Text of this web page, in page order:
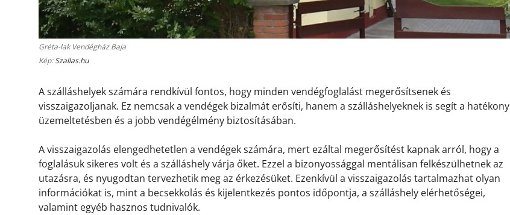
Gréta-lak Vendégház Baja
Kép:Szallas.hu
A szálláshelyek számára rendkívül fontos, hogy minden vendégfoglalást megerősítsenek és
visszaigazoljanak. Ez nemcsak a vendégek bizalmát erősíti, hanem a szálláshelyeknek is segít a hatékony
üzemeltetésben és a jobb vendégélmény biztosításában.
A visszaigazolás elengedhetetlen a vendégek számára, mert ezáltal megerősítést kapnak arról, hogy a
foglalásuk sikeres volt és a szálláshely várja őket. Ezzel a bizonyossággal mentálisan felkészülhetnek az
utazásra, és nyugodtan tervezhetik meg az érkezésüket. Ezenkívül a visszaigazolás tartalmazhat olyan
információkat is, mint a becsekkolás és kijelentkezés pontos időpontja, a szálláshely elérhetőségei,
valamint egyéb hasznos tudnivalók.